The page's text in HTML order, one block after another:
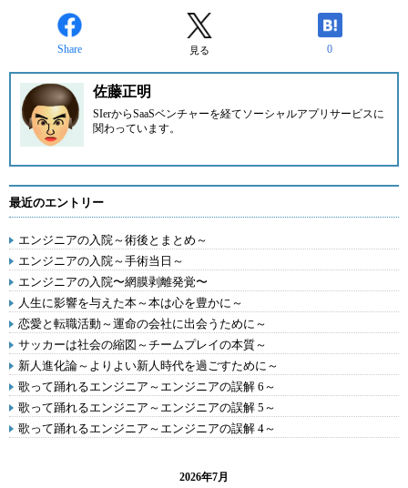
Share 見る 0
佐藤正明
SIerからSaaSベンチャーを経てソーシャルアプリサービスに
関わっています。
最近のエントリー
エンジニアの入院～術後とまとめ～
エンジニアの入院～手術当日～
エンジニアの入院〜網膜剥離発覚〜
人生に影響を与えた本～本は心を豊かに～
恋愛と転職活動～運命の会社に出会うために～
サッカーは社会の縮図～チームプレイの本質～
新人進化論～よりよい新人時代を過ごすために～
歌って踊れるエンジニア～エンジニアの誤解 6～
歌って踊れるエンジニア～エンジニアの誤解 5～
歌って踊れるエンジニア～エンジニアの誤解 4～
2026年7月